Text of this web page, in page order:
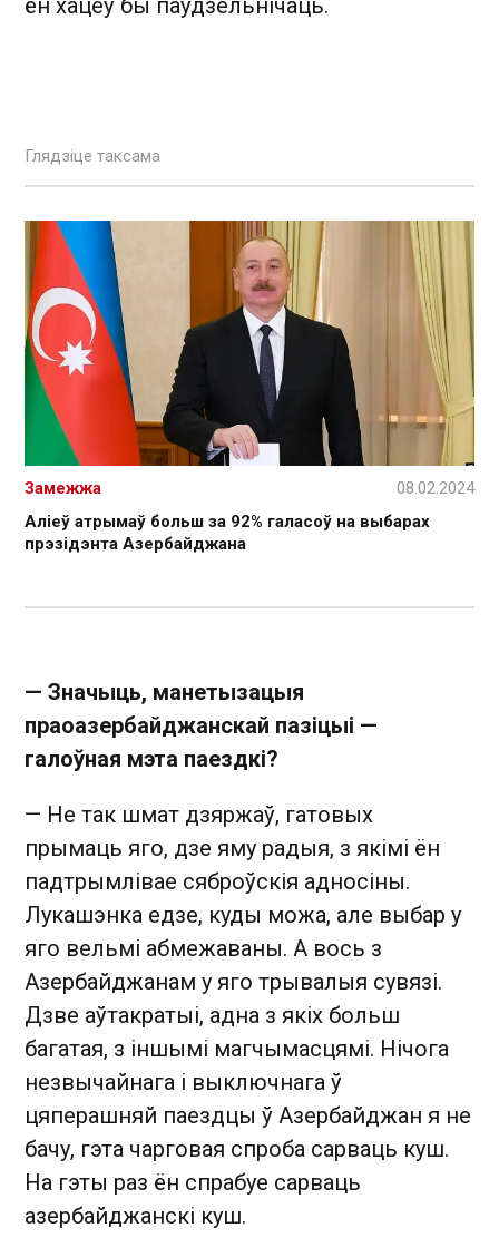
Глядзіце таксама
Аліеў атрымаў больш за 92% галасоў на выбарах
прэзідэнта Азербайджана
Замежжа 08.02.2024
— Значыць, манетызацыя
праоазербайджанскай пазіцыі —
галоўная мэта паездкі?
— Не так шмат дзяржаў, гатовых
прымаць яго, дзе яму радыя, з якімі ён
падтрымлівае сяброўскія адносіны.
Лукашэнка едзе, куды можа, але выбар у
яго вельмі абмежаваны. А вось з
Азербайджанам у яго трывалыя сувязі.
Дзве аўтакратыі, адна з якіх больш
багатая, з іншымі магчымасцямі. Нічога
незвычайнага і выключнага ў
цяперашняй паездцы ў Азербайджан я не
бачу, гэта чарговая спроба сарваць куш.
На гэты раз ён спрабуе сарваць
азербайджанскі куш.